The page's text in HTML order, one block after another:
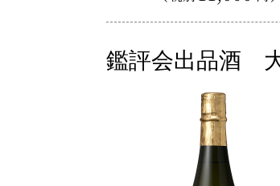
鑑評会出品酒